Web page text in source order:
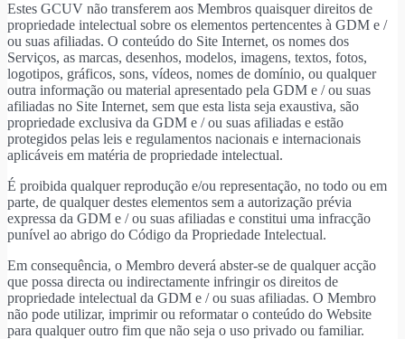
Estes GCUV não transferem aos Membros quaisquer direitos de
propriedade intelectual sobre os elementos pertencentes à GDM e /
ou suas afiliadas. O conteúdo do Site Internet, os nomes dos
Serviços, as marcas, desenhos, modelos, imagens, textos, fotos,
logotipos, gráficos, sons, vídeos, nomes de domínio, ou qualquer
outra informação ou material apresentado pela GDM e / ou suas
afiliadas no Site Internet, sem que esta lista seja exaustiva, são
propriedade exclusiva da GDM e / ou suas afiliadas e estão
protegidos pelas leis e regulamentos nacionais e internacionais
aplicáveis em matéria de propriedade intelectual.
É proibida qualquer reprodução e/ou representação, no todo ou em
parte, de qualquer destes elementos sem a autorização prévia
expressa da GDM e / ou suas afiliadas e constitui uma infracção
punível ao abrigo do Código da Propriedade Intelectual.
Em consequência, o Membro deverá abster-se de qualquer acção
que possa directa ou indirectamente infringir os direitos de
propriedade intelectual da GDM e / ou suas afiliadas. O Membro
não pode utilizar, imprimir ou reformatar o conteúdo do Website
para qualquer outro fim que não seja o uso privado ou familiar.